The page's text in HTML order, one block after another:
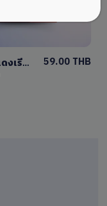
หน้าปกไฟล์ Vector EPS โทนสีม่วงแดงเรียบง่ายและแก้ไขได้เอง 59.00 THB